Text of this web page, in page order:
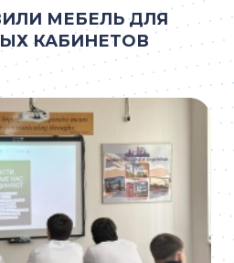
МЕБЕЛЬ ДЛЯ
КАБИНЕТОВ